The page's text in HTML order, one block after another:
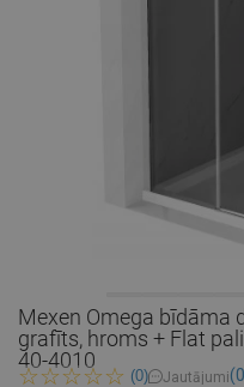
Mexen Omega bīdāma
grafīts, hroms + Flat
40-4010
(0) Jautājumi